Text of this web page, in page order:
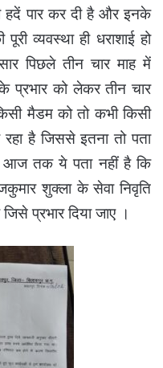
हदें पार कर दी है और इनके
व्यवस्था ही धराशाई हो
पिछले तीन चार माह में
को लेकर तीन चार
मैडम को तो कभी किसी
है जिससे इतना तो पता
आज तक ये पता नहीं है कि
शुक्ला के सेवा निवृति
प्रभार दिया जाए ।